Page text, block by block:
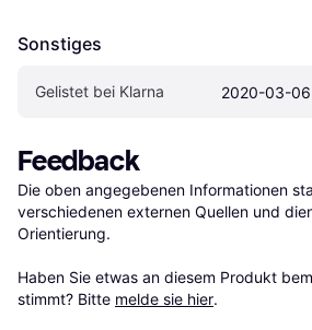
Sonstiges
Gelistet bei Klarna 2020-03-06
Feedback
Die oben angegebenen Informationen
verschiedenen externen Quellen und
Orientierung.
Haben Sie etwas an diesem Produkt
stimmt? Bitte melde sie hier.